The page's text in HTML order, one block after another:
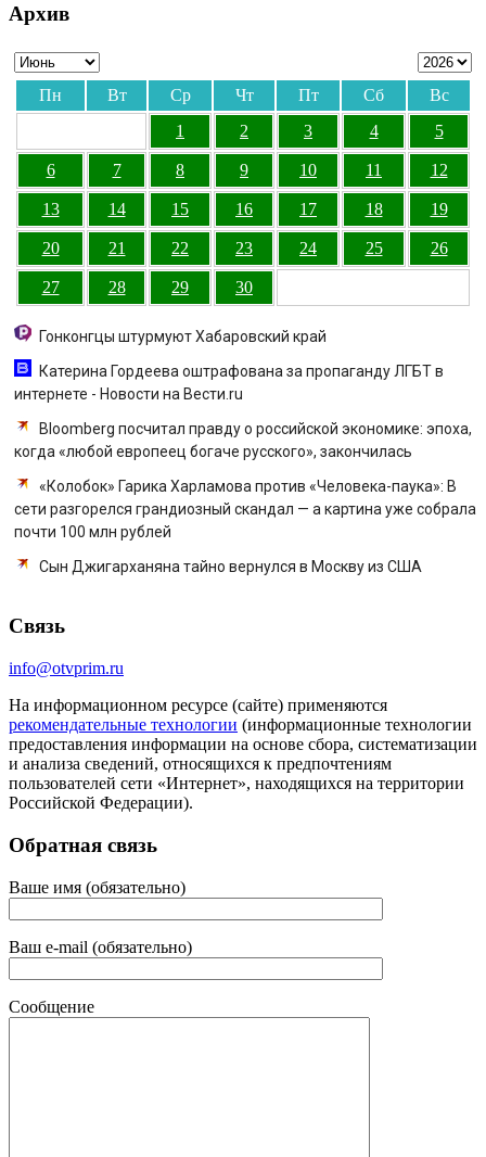
Архив
Пн Вт Ср Чт Пт Сб
Вс
1
2 3 4 5
6 7 8 9 10 11 12
13 14 15 16 17 18 19
20 21 22 23 24 25 26
27 28 29 30
Гонконгцы штурмуют Хабаровский край
Катерина Гордеева оштрафована за пропаганду ЛГБТ в
интернете - Новости на Вести.ru
Bloomberg посчитал правду о российской экономике: эпоха,
когда «любой европеец богаче русского», закончилась
«Колобок» Гарика Харламова против «Человека-паука»: В
сети разгорелся грандиозный скандал — а картина уже собрала
почти 100 млн рублей
Сын Джигарханяна тайно вернулся в Москву из США
Связь
info@otvprim.ru
На информационном ресурсе (сайте) применяются
рекомендательные технологии (информационные технологии
предоставления информации на основе сбора, систематизации
и анализа сведений, относящихся к предпочтениям
пользователей сети «Интернет», находящихся на территории
Российской Федерации).
Обратная связь
Ваше имя (обязательно)
Ваш e-mail (обязательно)
Сообщение